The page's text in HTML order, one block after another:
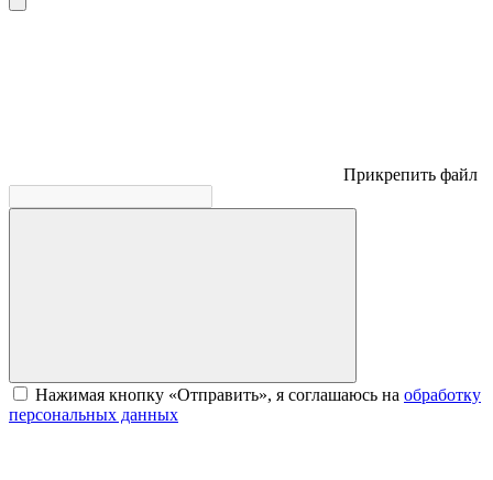
Прикрепить файл
Нажимая кнопку «Отправить», я соглашаюсь на обработку
персональных данных